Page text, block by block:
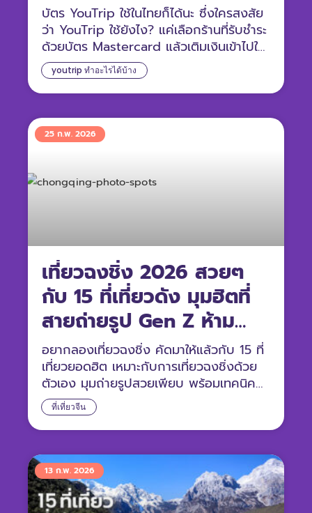
youtrip ทำอะไรได้บ้าง
บัตร YouTrip ใช้ในไทยก็ได้นะ ซึ่งใครสงสัย
ว่า YouTrip ใช้ยังไง? แค่เลือกร้านที่รับชำระ
ด้วยบัตร Mastercard แล้วเติมเงินเข้าไปใน
บัตรได้เลย
ที่เที่ยวจีน
เที่ยวฉงชิ่ง 2026 สวยๆ
กับ 15 ที่เที่ยวดัง มุมฮิตที่
สายถ่ายรูป Gen Z ห้าม
พลาด
อยากลองเที่ยวฉงชิ่ง คัดมาให้แล้วกับ 15 ที่
เที่ยวยอดฮิต เหมาะกับการเที่ยวฉงชิ่งด้วย
ตัวเอง มุมถ่ายรูปสวยเพียบ พร้อมเทคนิค
ประหยัดค่าใช้จ่าย
25 ก.พ. 2026
13 ก.พ. 2026